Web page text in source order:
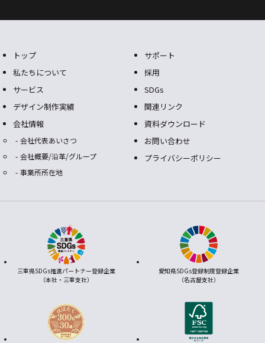
トップ
私たちについて
サービス
デザイン制作実績
会社情報
会社代表あいさつ
会社概要/沿革/グループ
事業所所在地
サポート
採用
SDGs
関連リンク
資料ダウンロード
お問い合わせ
プライバシーポリシー
三重県SDGs推進パートナー登録企業
（本社・三重支社）
愛知県SDGs登録制度登録企業
（名古屋支社）